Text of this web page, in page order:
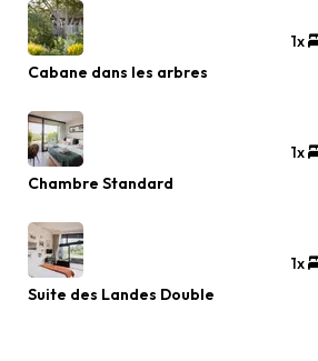
Cabane dans les arbres
1x
Chambre Standard
1x
Suite des Landes Double
1x